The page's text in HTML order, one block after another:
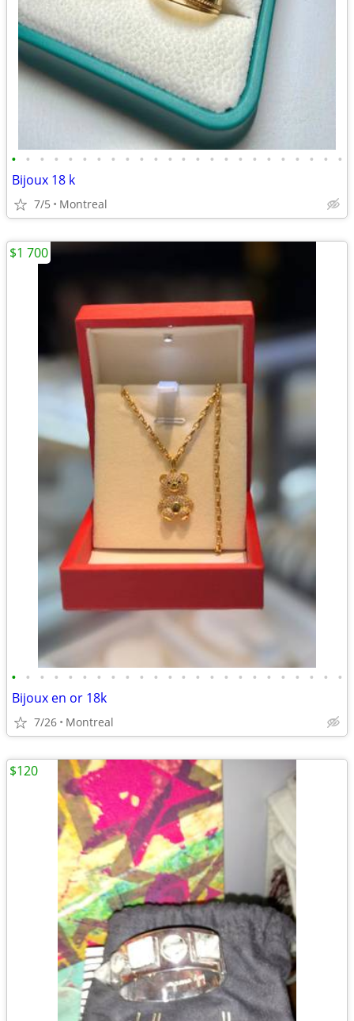
• • • • • • • • • • • • • • • • • • • • • • • •
Bijoux 18 k
7/5 Montreal
• • • • • • • • • • • • • • • • • • • • • • • •
Bijoux en or 18k
7/26 Montreal
$1 700
$120